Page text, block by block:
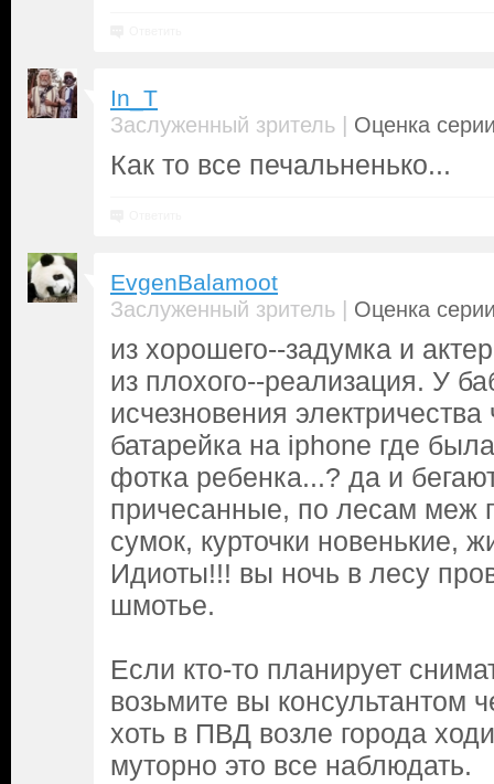
In_T
Заслуженный зритель | Оценка
Как то все печальненько...
EvgenBalamoot
Заслуженный зритель | Оценка
из хорошего--задумка и
из плохого--реализация. У
исчезновения
батарейка на iphone где
фотка ребенка...? да и
причесанные, по лесам меж
сумок, курточки новенькие,
Идиоты!!! вы ночь в лесу
шмотье.
Если кто-то планирует
возьмите вы консультантом
хоть в ПВД возле города
муторно это все наблюдать.